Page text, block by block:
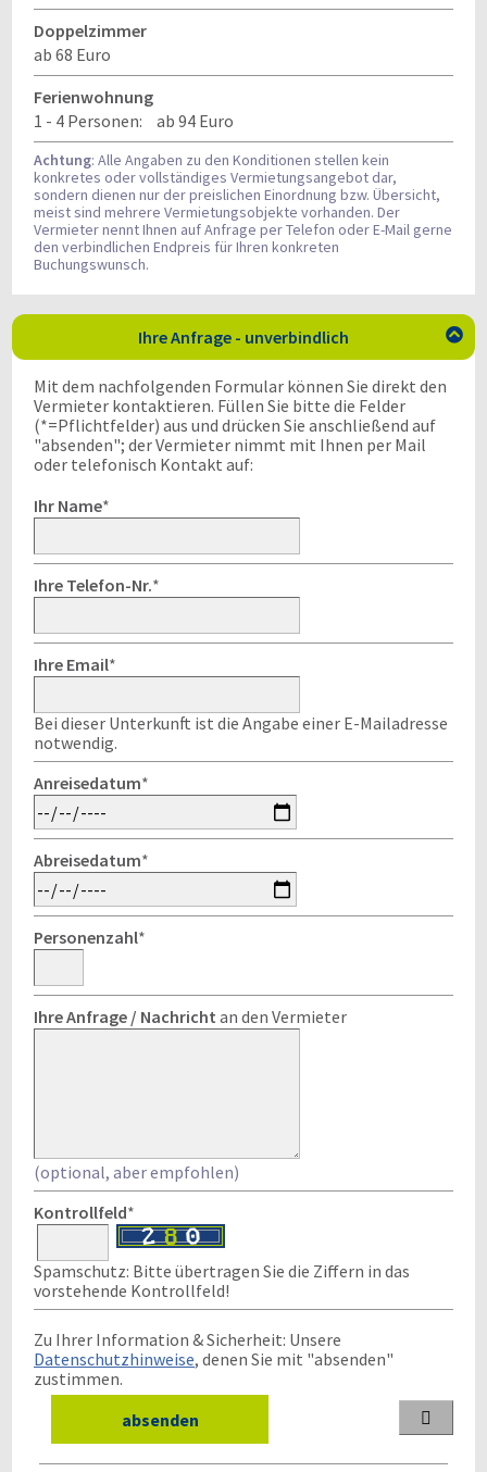
Doppelzimmer
ab 68 Euro
Ferienwohnung
1 - 4 Personen:
ab 94 Euro
Achtung: Alle Angaben zu den Konditionen stellen kein
konkretes oder vollständiges Vermietungsangebot dar,
sondern dienen nur der preislichen Einordnung bzw. Übersicht,
meist sind mehrere Vermietungsobjekte vorhanden. Der
Vermieter nennt Ihnen auf Anfrage per Telefon oder E-Mail gerne
den verbindlichen Endpreis für Ihren konkreten
Buchungswunsch.
Ihre Anfrage - unverbindlich 
Mit dem nachfolgenden Formular können Sie direkt den
Vermieter kontaktieren. Füllen Sie bitte die Felder
(*=Pflichtfelder) aus und drücken Sie anschließend auf
"absenden"; der Vermieter nimmt mit Ihnen per Mail
oder telefonisch Kontakt auf:
Ihr Name*
Ihre Telefon-Nr.*
Ihre Email*
Bei dieser Unterkunft ist die Angabe einer E-Mailadresse
notwendig.
Anreisedatum*
Abreisedatum*
Personenzahl*
Ihre Anfrage / Nachricht an den Vermieter
(optional, aber empfohlen)
Kontrollfeld*
Spamschutz: Bitte übertragen Sie die Ziffern in das
vorstehende Kontrollfeld!
Zu Ihrer Information & Sicherheit: Unsere
Datenschutzhinweise, denen Sie mit "absenden"
zustimmen.
